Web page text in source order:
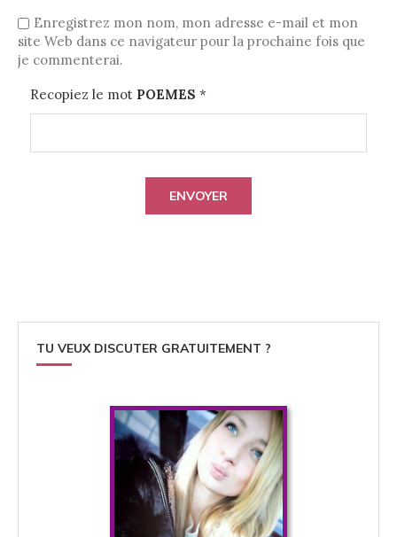
Enregistrez mon nom, mon adresse e-mail et mon
site Web dans ce navigateur pour la prochaine fois que
je commenterai.
Recopiez le mot POEMES *
TU VEUX DISCUTER GRATUITEMENT ?